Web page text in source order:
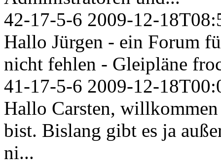
42-17-5-6 2009-12-
Hallo Jürgen - ein Forum
nicht fehlen - Gleipläne
41-17-5-6 2009-12-
Hallo Carsten,
bist. Bislang gibt es ja
ni...